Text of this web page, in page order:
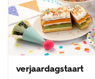
verjaardagstaart